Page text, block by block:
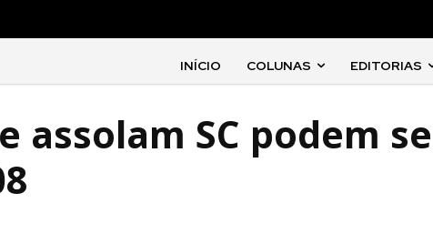
INÍCIO COLUNAS EDITORIAS
assolam SC podem